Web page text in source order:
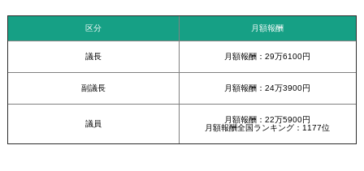
区分 月額報酬
議長 月額報酬：29万6100円
副議長 月額報酬：24万3900円
議員
月額報酬：22万5900円
月額報酬全国ランキング：1177位